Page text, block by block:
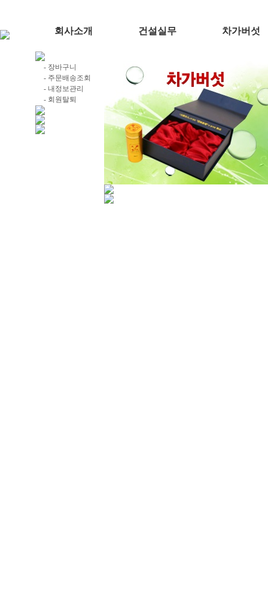
회사소개 건설실무 차가버섯
- 장바구니
- 주문배송조회
- 내정보관리
- 회원탈퇴